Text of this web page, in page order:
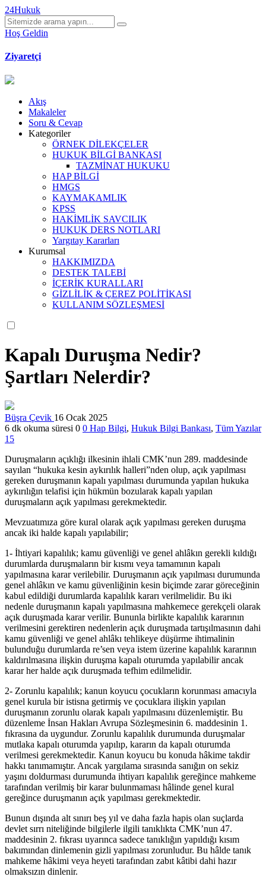
24Hukuk
Hoş Geldin
Ziyaretçi
Akış
Makaleler
Soru & Cevap
Kategoriler
ÖRNEK DİLEKÇELER
HUKUK BİLGİ BANKASI
TAZMİNAT HUKUKU
HAP BİLGİ
HMGS
KAYMAKAMLIK
KPSS
HAKİMLİK SAVCILIK
HUKUK DERS NOTLARI
Yargıtay Kararları
Kurumsal
HAKKIMIZDA
DESTEK TALEBİ
İÇERİK KURALLARI
GİZLİLİK & ÇEREZ POLİTİKASI
KULLANIM SÖZLEŞMESİ
Kapalı Duruşma Nedir?
Şartları Nelerdir?
Büşra Çevik 16 Ocak 2025
6 dk okuma süresi 0 0 Hap Bilgi, Hukuk Bilgi Bankası, Tüm Yazılar
15
Duruşmaların açıklığı ilkesinin ihlali CMK’nun 289. maddesinde
sayılan “hukuka kesin aykırılık halleri”nden olup, açık yapılması
gereken duruşmanın kapalı yapılması durumunda yapılan hukuka
aykırılığın telafisi için hükmün bozularak kapalı yapılan
duruşmaların açık yapılması gerekmektedir.
Mevzuatımıza göre kural olarak açık yapılması gereken duruşma
ancak iki halde kapalı yapılabilir;
1- İhtiyari kapalılık; kamu güvenliği ve genel ahlâkın gerekli kıldığı
durumlarda duruşmaların bir kısmı veya tamamının kapalı
yapılmasına karar verilebilir. Duruşmanın açık yapılması durumunda
genel ahlâkın ve kamu güvenliğinin kesin biçimde zarar göreceğinin
kabul edildiği durumlarda kapalılık kararı verilmelidir. Bu iki
nedenle duruşmanın kapalı yapılmasına mahkemece gerekçeli olarak
açık duruşmada karar verilir. Bununla birlikte kapalılık kararının
verilmesini gerektiren nedenlerin açık duruşmada tartışılmasının dahi
kamu güvenliği ve genel ahlâkı tehlikeye düşürme ihtimalinin
bulunduğu durumlarda re’sen veya istem üzerine kapalılık kararının
kaldırılmasına ilişkin duruşma kapalı oturumda yapılabilir ancak
karar her halde açık duruşmada tefhim edilmelidir.
2- Zorunlu kapalılık; kanun koyucu çocukların korunması amacıyla
genel kurula bir istisna getirmiş ve çocuklara ilişkin yapılan
duruşmanın zorunlu olarak kapalı yapılmasını düzenlemiştir. Bu
düzenleme İnsan Hakları Avrupa Sözleşmesinin 6. maddesinin 1.
fıkrasına da uygundur. Zorunlu kapalılık durumunda duruşmalar
mutlaka kapalı oturumda yapılıp, kararın da kapalı oturumda
verilmesi gerekmektedir. Kanun koyucu bu konuda hâkime takdir
hakkı tanımamıştır. Ancak yargılama sırasında sanığın on sekiz
yaşını doldurması durumunda ihtiyarı kapalılık gereğince mahkeme
tarafından verilmiş bir karar bulunmaması hâlinde genel kural
gereğince duruşmanın açık yapılması gerekmektedir.
Bunun dışında alt sınırı beş yıl ve daha fazla hapis olan suçlarda
devlet sırrı niteliğinde bilgilerle ilgili tanıklıkta CMK’nun 47.
maddesinin 2. fıkrası uyarınca sadece tanıklığın yapıldığı kısım
bakımından dinlemenin gizli yapılması zorunludur. Bu hâlde tanık
mahkeme hâkimi veya heyeti tarafından zabıt kâtibi dahi hazır
olmaksızın dinlenir.